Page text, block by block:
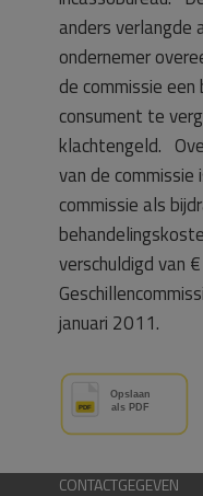
anders
ondernemer
de commissie
consument te
klachtengeld.
van de commissie
commissie als
verschuldigd van
januari 2011.
CONTACTGEGEVEN